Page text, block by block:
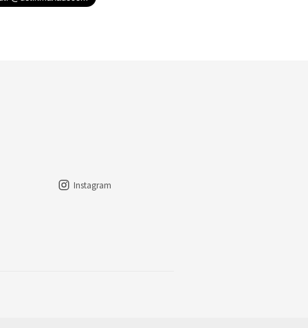
Instagram